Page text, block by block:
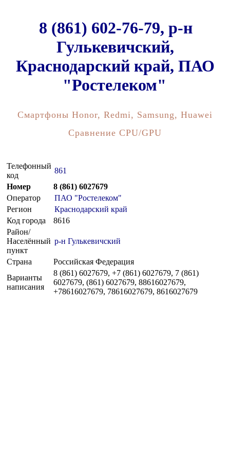
8 (861) 602-76-79, р-н
Гулькевичский,
Краснодарский край, ПАО
"Ростелеком"
Смартфоны Honor, Redmi, Samsung, Huawei
Сравнение CPU/GPU
Телефонный
код
861
Номер
8 (861) 6027679
Оператор
ПАО "Ростелеком"
Регион
Краснодарский край
Код города
8616
Район/
Населённый
пункт
р-н Гулькевичский
Страна
Российская Федерация
Варианты
написания
8 (861) 6027679, +7 (861) 6027679, 7 (861)
6027679, (861) 6027679, 88616027679,
+78616027679, 78616027679, 8616027679